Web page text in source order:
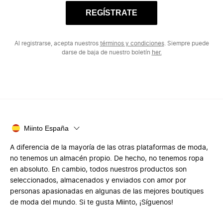
REGÍSTRATE
Al registrarse, acepta nuestros términos y condiciones. Siempre puede
darse de baja de nuestro boletín her.
Miinto España
A diferencia de la mayoría de las otras plataformas de moda,
no tenemos un almacén propio. De hecho, no tenemos ropa
en absoluto. En cambio, todos nuestros productos son
seleccionados, almacenados y enviados con amor por
personas apasionadas en algunas de las mejores boutiques
de moda del mundo. Si te gusta Miinto, ¡Síguenos!